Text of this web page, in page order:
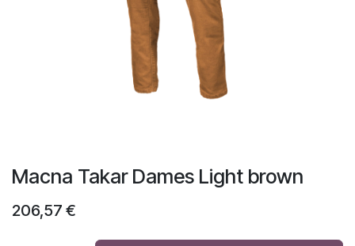
Macna Takar Dames Light brown
206,57 €